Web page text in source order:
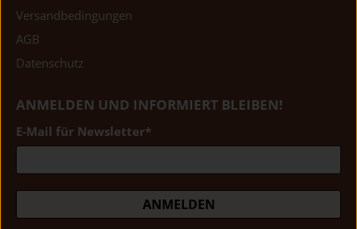
Versandbedingungen
AGB
Datenschutz
ANMELDEN UND INFORMIERT BLEIBEN!
E-Mail für Newsletter*
ANMELDEN